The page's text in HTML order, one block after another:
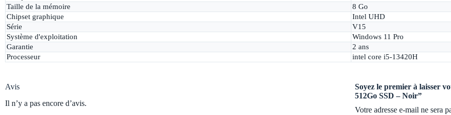
Taille de la mémoire
8 Go
Chipset graphique
Intel UHD
Série
V15
Système d'exploitation
Windows 11 Pro
Garantie
2 ans
Processeur
intel core i5-13420H
Avis
Il n’y a pas encore d’avis.
Soyez le premier à laisser
512Go SSD – Noir”
Votre adresse e-mail ne sera